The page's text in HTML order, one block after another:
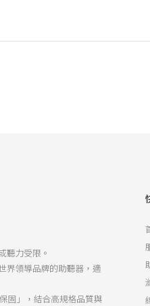
聽力受限。
界領導品牌的助聽器，適
固」，結合高規格品質與